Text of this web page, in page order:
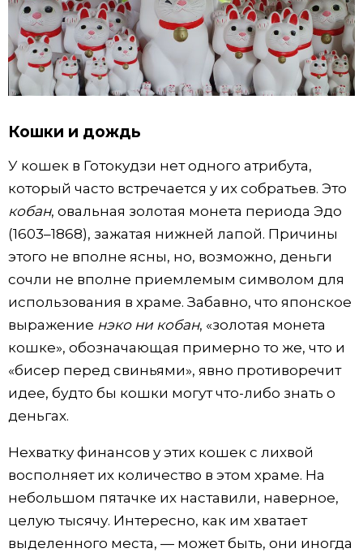
Кошки и дождь
У кошек в Готокудзи нет одного атрибута,
который часто встречается у их собратьев. Это
кобан, овальная золотая монета периода Эдо
(1603–1868), зажатая нижней лапой. Причины
этого не вполне ясны, но, возможно, деньги
сочли не вполне приемлемым символом для
использования в храме. Забавно, что японское
выражение нэко ни кобан, «золотая монета
кошке», обозначающая примерно то же, что и
«бисер перед свиньями», явно противоречит
идее, будто бы кошки могут что-либо знать о
деньгах.
Нехватку финансов у этих кошек с лихвой
восполняет их количество в этом храме. На
небольшом пятачке их наставили, наверное,
целую тысячу. Интересно, как им хватает
выделенного места, — может быть, они иногда